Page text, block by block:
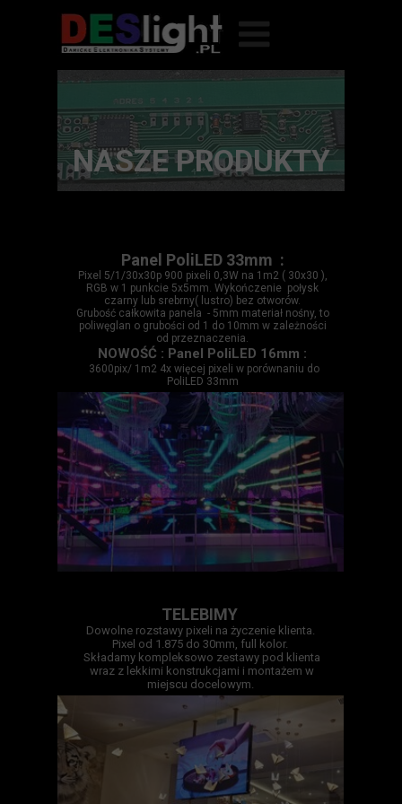
Panel PoliLED 33mm :
Pixel 5/1/30x30p 900 pixeli 0,3W na 1m2 ( 30x30 ),
RGB w 1 punkcie 5x5mm. Wykończenie połysk
czarny lub srebrny( lustro) bez otworów.
Grubość całkowita panela - 5mm materiał nośny, to
poliwęglan o grubości od 1 do 10mm w zależności
od przeznaczenia.
NOWOŚĆ : Panel PoliLED 16mm :
3600pix/ 1m2 4x więcej pixeli w porównaniu do
PoliLED 33mm
TELEBIMY
Dowolne rozstawy pixeli na życzenie klienta.
Pixel od 1.875 do 30mm, full kolor.
Składamy kompleksowo zestawy pod klienta
wraz z lekkimi konstrukcjami i montażem w
miejscu docelowym.
NASZE PRODUKTY